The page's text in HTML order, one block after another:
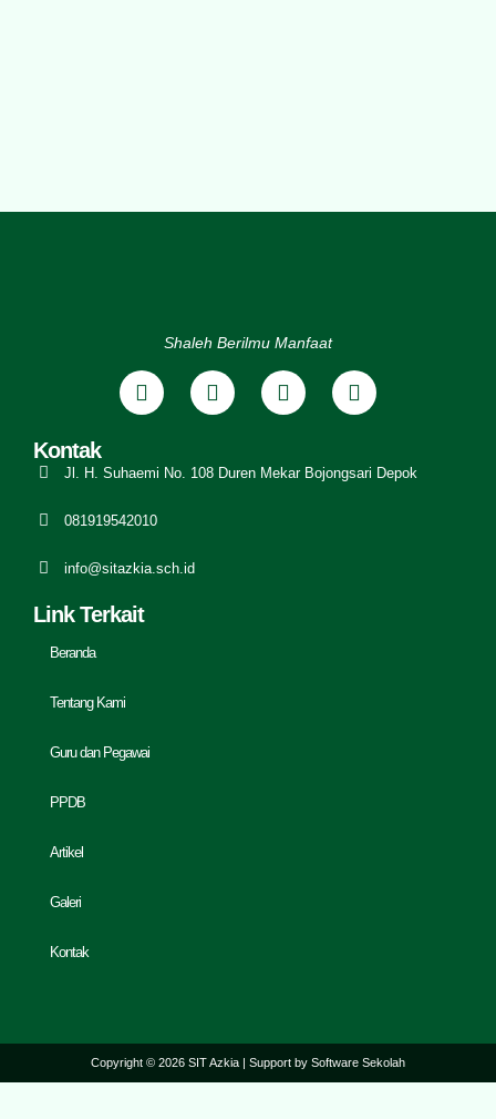
Link Terkait
Beranda
Tentang Kami
Guru dan Pegawai
PPDB
Artikel
Galeri
Kontak
Shaleh Berilmu Manfaat
Kontak
Jl. H. Suhaemi No. 108 Duren Mekar Bojongsari Depok
081919542010
info@sitazkia.sch.id
Copyright © 2026 SIT Azkia | Support by Software Sekolah